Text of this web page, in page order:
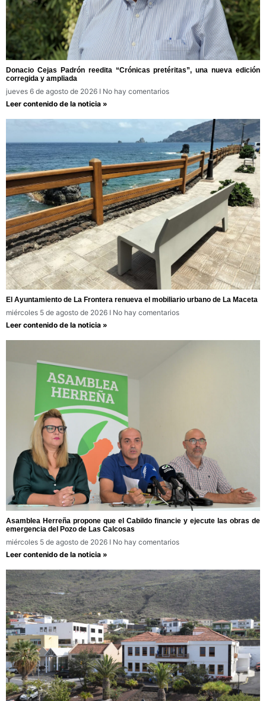
Donacio Cejas Padrón reedita “Crónicas pretéritas”, una nueva edición
corregida y ampliada
jueves 6 de agosto de 2026
No hay comentarios
Leer contenido de la noticia »
El Ayuntamiento de La Frontera renueva el mobiliario urbano de La Maceta
miércoles 5 de agosto de 2026
No hay comentarios
Leer contenido de la noticia »
Asamblea Herreña propone que el Cabildo financie y ejecute las obras de
emergencia del Pozo de Las Calcosas
miércoles 5 de agosto de 2026
No hay comentarios
Leer contenido de la noticia »